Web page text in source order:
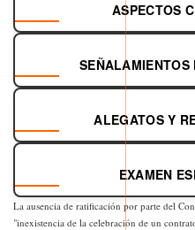
ASPECTOS
SEÑALAMIENTOS
ALEGATOS Y
EXAMEN
La ausencia de ratificación por parte del
"inexistencia de la celebración de un